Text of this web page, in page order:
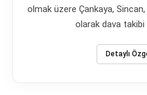
olmak üzere Çankaya,
olarak dava takibi
Detaylı